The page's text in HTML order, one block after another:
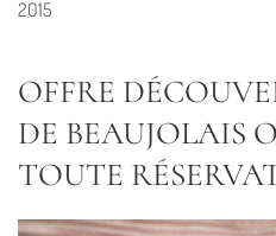
2015
OFFRE
DE BEAUJOLAIS
TOUTE